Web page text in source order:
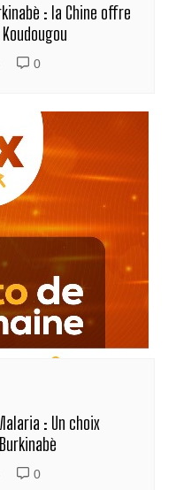
: la Chine offre
0
: Un choix
0